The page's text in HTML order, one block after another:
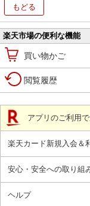
もどる
楽天市場の便利な機能
買い物かご
閲覧履歴
アプリのご利用
楽天カード新規入会＆
安心・安全への取り組
ヘルプ